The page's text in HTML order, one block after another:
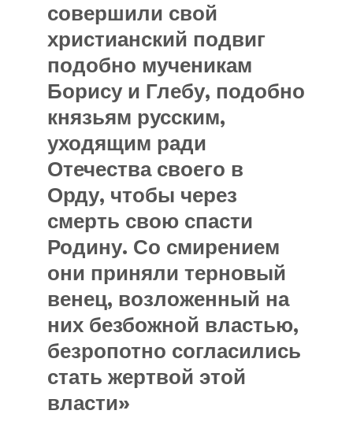
совершили свой
христианский подвиг
подобно мученикам
Борису и Глебу, подобно
князьям русским,
уходящим ради
Отечества своего в
Орду, чтобы через
смерть свою спасти
Родину. Со смирением
они приняли терновый
венец, возложенный на
них безбожной властью,
безропотно согласились
стать жертвой этой
власти»